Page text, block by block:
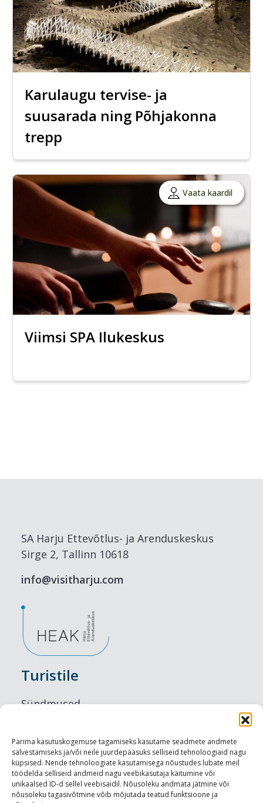
Parima kasutuskogemuse tagamiseks kasutame seadmete andmete
salvestamiseks ja/või neile juurdepääsuks selliseid tehnoloogiaid nagu
küpsised. Nende tehnoloogiate kasutamisega nõustudes lubate meil
töödelda selliseid andmeid nagu veebikasutaja käitumine või
unikaalsed ID-d sellel veebisaidil. Nõusoleku andmata jätmine või
nõusoleku tagasivõtmine võib mõjutada teatud funktsioone ja
Karulaugu tervise- ja
suusarada ning Põhjakonna
trepp
Vaata kaardil
Viimsi SPA Ilukeskus
SA Harju Ettevõtlus- ja Arenduskeskus
Sirge 2, Tallinn 10618
info@visitharju.com
Turistile
Sündmused
Maitseelamused
Vaatamisväärsused